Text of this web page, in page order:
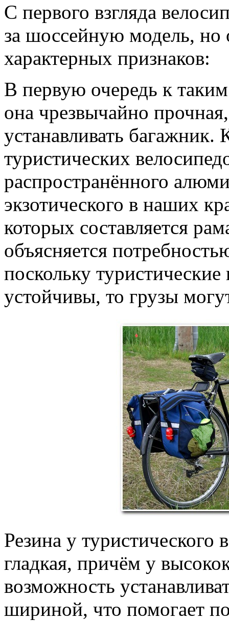
С первого взгляда
за шоссейную модель, но
характерных признаков:
В первую очередь к
она чрезвычайно
устанавливать
туристических
распространённого
экзотического в наших
которых составляется
объясняется
поскольку
устойчивы, то грузы
Резина у туристического
гладкая, причём у
возможность
шириной, что помогает